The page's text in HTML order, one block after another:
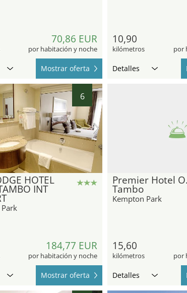
70,86 EUR
por habitación y noche
Mostrar oferta
10,90
kilómetros por
Detalles
6
HOTEL
INT
184,77 EUR
por habitación y noche
Mostrar oferta
Premier Hotel
Tambo
Kempton Park
15,60
kilómetros por
Detalles